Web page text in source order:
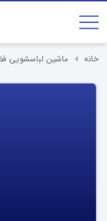
خانه ماشین لباسشویی